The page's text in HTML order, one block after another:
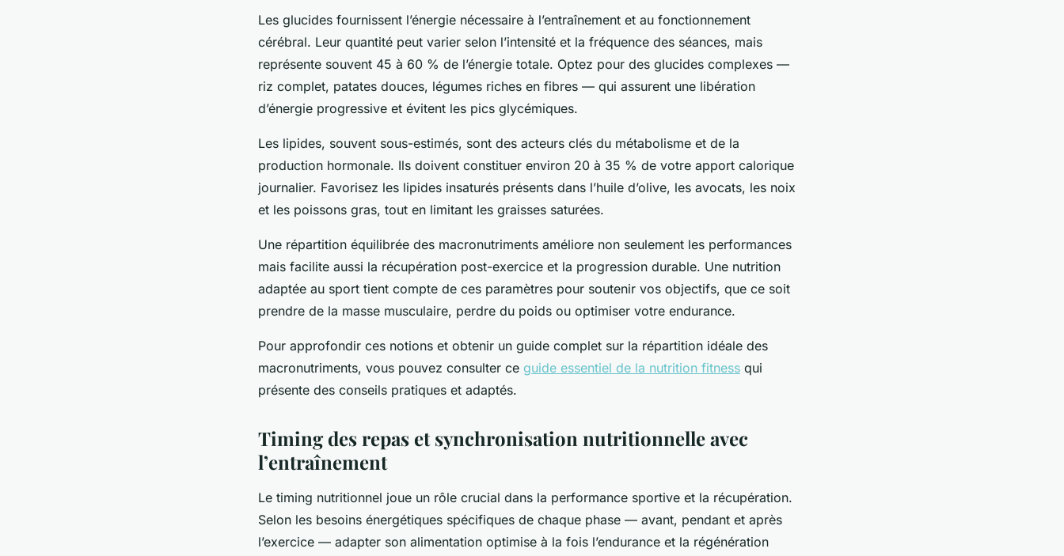
Les glucides fournissent l’énergie nécessaire à l’entraînement et au fonctionnement
cérébral. Leur quantité peut varier selon l’intensité et la fréquence des séances, mais
représente souvent 45 à 60 % de l’énergie totale. Optez pour des glucides complexes —
riz complet, patates douces, légumes riches en fibres — qui assurent une libération
d’énergie progressive et évitent les pics glycémiques.
Les lipides, souvent sous-estimés, sont des acteurs clés du métabolisme et de la
production hormonale. Ils doivent constituer environ 20 à 35 % de votre apport calorique
journalier. Favorisez les lipides insaturés présents dans l’huile d’olive, les avocats, les noix
et les poissons gras, tout en limitant les graisses saturées.
Une répartition équilibrée des macronutriments améliore non seulement les performances
mais facilite aussi la récupération post-exercice et la progression durable. Une nutrition
adaptée au sport tient compte de ces paramètres pour soutenir vos objectifs, que ce soit
prendre de la masse musculaire, perdre du poids ou optimiser votre endurance.
Pour approfondir ces notions et obtenir un guide complet sur la répartition idéale des
macronutriments, vous pouvez consulter ce guide essentiel de la nutrition fitness qui
présente des conseils pratiques et adaptés.
Timing des repas et synchronisation nutritionnelle avec
l’entraînement
Le timing nutritionnel joue un rôle crucial dans la performance sportive et la récupération.
Selon les besoins énergétiques spécifiques de chaque phase — avant, pendant et après
l’exercice — adapter son alimentation optimise à la fois l’endurance et la régénération